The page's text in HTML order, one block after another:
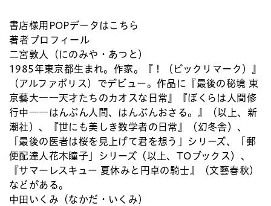
書店様用POPデータはこちら
著者プロフィール
二宮敦人（にのみや・あつと）
1985年東京都生まれ。作家。『！（ビックリマーク）』
（アルファポリス）でデビュー。作品に『最後の秘境 東
京藝大――天才たちのカオスな日常』『ぼくらは人間修
行中――はんぶん人間、はんぶんおさる。』（以上、新
潮社）、『世にも美しき数学者の日常』（幻冬舎）、
「最後の医者は桜を見上げて君を想う」シリーズ、「郵
便配達人花木瞳子」シリーズ（以上、TOブックス）、
『サマーレスキュー 夏休みと円卓の騎士』（文藝春秋）
などがある。
中田いくみ（なかだ・いくみ）